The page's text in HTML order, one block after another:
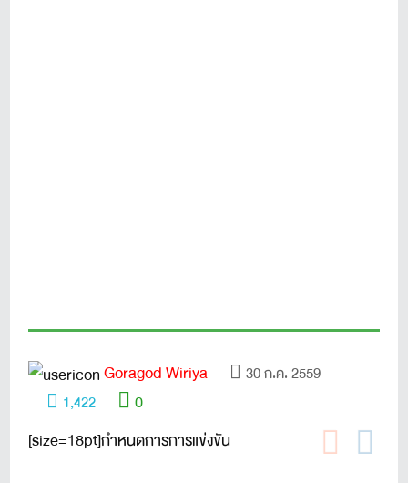
Goragod Wiriya
30 ก.ค. 2559
1,422
0
[size=18pt]กำหนดการการแข่งขัน